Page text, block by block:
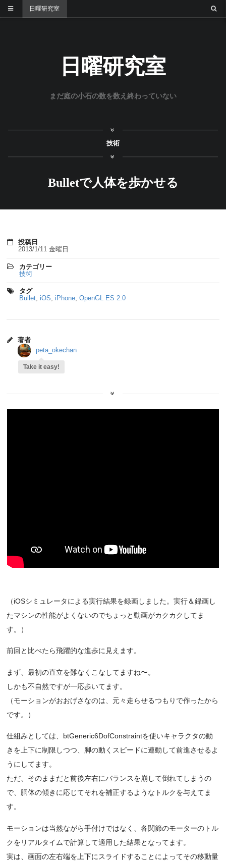
日曜研究室
日曜研究室
まだ庭の小石の数を数え終わっていない
技術
Bulletで人体を歩かせる
投稿日
2013/1/11 金曜日
カテゴリー
技術
タグ
Bullet, iOS, iPhone, OpenGL ES 2.0
著者
peta_okechan
Take it easy!
（iOSシミュレータによる実行結果を録画しました。実行＆録画し
たマシンの性能がよくないのでちょっと動画がカクカクしてま
す。）
前回と比べたら飛躍的な進歩に見えます。
まず、最初の直立を難なくこなしてますね〜。
しかも不自然ですが一応歩いてます。
（モーションがおおげさなのは、元々走らせるつもりで作ったから
です。）
仕組みとしては、btGeneric6DofConstraintを使いキャラクタの動
きを上下に制限しつつ、脚の動くスピードに連動して前進させるよ
うにしてます。
ただ、そのままだと前後左右にバランスを崩して倒れてしまうの
で、胴体の傾きに応じてそれを補正するようなトルクを与えてま
す。
モーションは当然ながら手付けではなく、各関節のモーターのトル
クをリアルタイムで計算して適用した結果となってます。
実は、画面の左右端を上下にスライドすることによってその移動量